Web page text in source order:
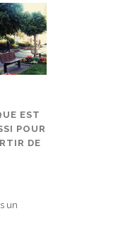
EST
POUR
DE
un